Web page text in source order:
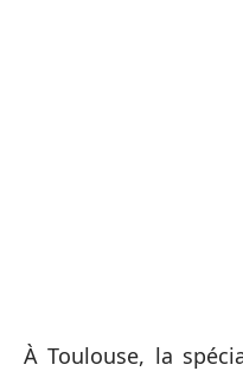
À Toulouse, la